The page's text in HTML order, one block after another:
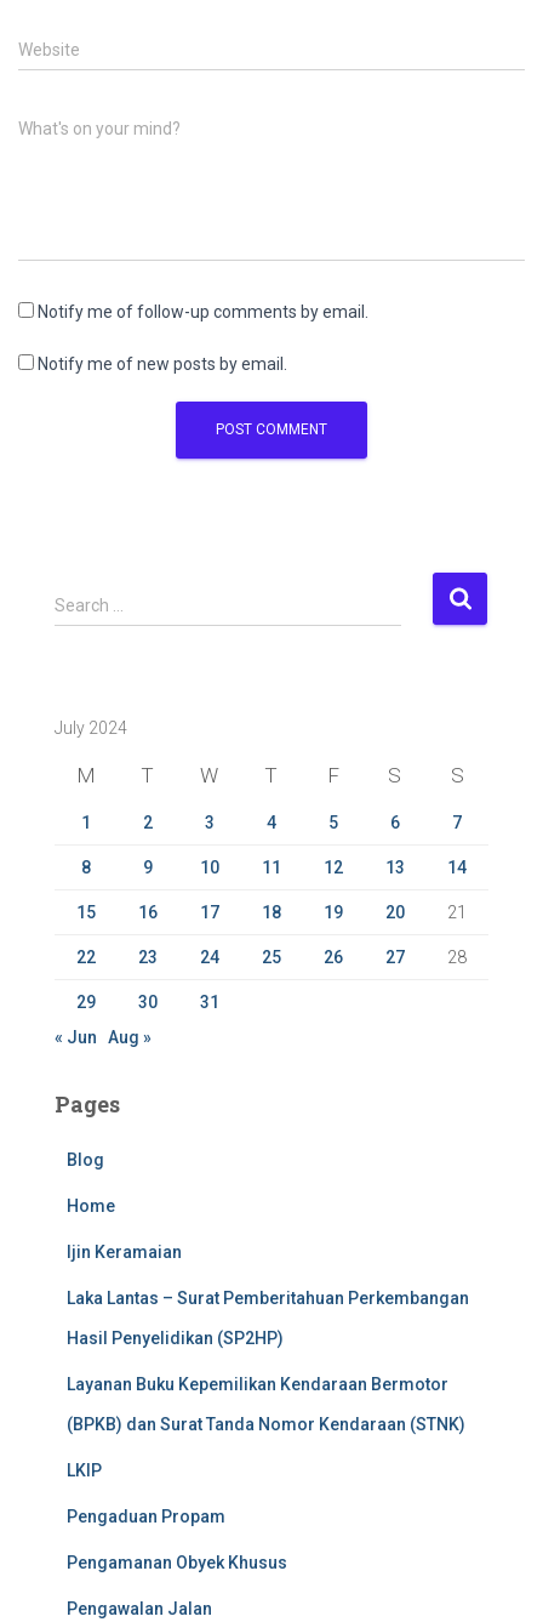
Website
What's on your mind?
Notify me of follow-up comments by email.
Notify me of new posts by email.
S
e
h
Search …
July 2024
M T W T F S S
1 2 3 4 5 6 7
8 9 10 11 12 13 14
15 16 17 18 19 20 21
22 23 24 25 26 27 28
29 30
31
« Jun
Aug »
Pages
Blog
Home
Ijin Keramaian
Laka Lantas – Surat Pemberitahuan Perkembangan
Hasil Penyelidikan (SP2HP)
Layanan Buku Kepemilikan Kendaraan Bermotor
(BPKB) dan Surat Tanda Nomor Kendaraan (STNK)
LKIP
Pengaduan Propam
Pengamanan Obyek Khusus
Pengawalan Jalan